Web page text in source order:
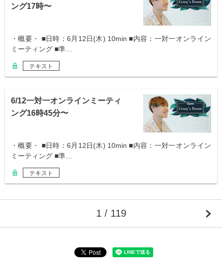
ング17時〜
・概要・ ■日時：6月12日(木) 10min ■内容：一対一オンライン
ミーティング ■準…
テキスト
6/12一対一オンラインミーティ
ング16時45分〜
・概要・ ■日時：6月12日(木) 10min ■内容：一対一オンライン
ミーティング ■準…
テキスト
1 / 119